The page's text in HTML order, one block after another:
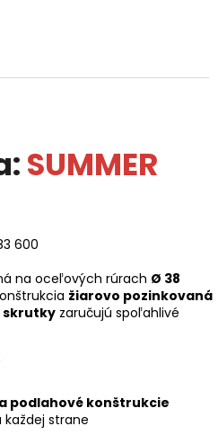
SUMMER
na oceľových rúrach Ø 38
žiarovo pozinkovaná
skrutky zaručujú spoľahlivé
podlahové konštrukcie
každej strane